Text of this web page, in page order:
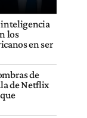
inteligencia
los
en ser
de
de Netflix